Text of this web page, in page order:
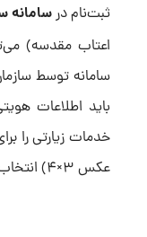
ثبت‌نام درسامانه
اعتاب مقدسه)
سامانه توسط
باید اطلاعات
خدمات زیارتی را
عکس ۳×۴) انتخاب کنند.